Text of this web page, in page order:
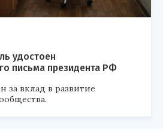
удостоен
письма президента РФ
за вклад в развитие